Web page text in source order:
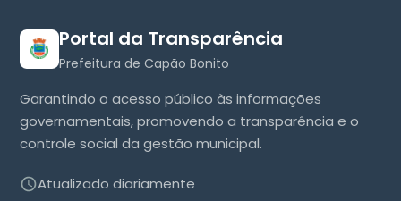
Portal da Transparência
Prefeitura de Capão Bonito
Garantindo o acesso público às informações
governamentais, promovendo a transparência e o
controle social da gestão municipal.
Atualizado diariamente